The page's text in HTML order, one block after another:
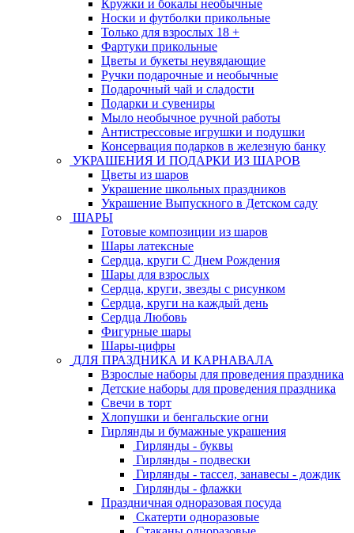
Кружки и бокалы необычные
Носки и футболки прикольные
Только для взрослых 18 +
Фартуки прикольные
Цветы и букеты неувядающие
Ручки подарочные и необычные
Подарочный чай и сладости
Подарки и сувениры
Мыло необычное ручной работы
Антистрессовые игрушки и подушки
Консервация подарков в железную банку
УКРАШЕНИЯ И ПОДАРКИ ИЗ ШАРОВ
Цветы из шаров
Украшение школьных праздников
Украшение Выпускного в Детском саду
ШАРЫ
Готовые композиции из шаров
Шары латексные
Сердца, круги С Днем Рождения
Шары для взрослых
Сердца, круги, звезды с рисунком
Сердца, круги на каждый день
Сердца Любовь
Фигурные шары
Шары-цифры
ДЛЯ ПРАЗДНИКА И КАРНАВАЛА
Взрослые наборы для проведения праздника
Детские наборы для проведения праздника
Свечи в торт
Хлопушки и бенгальские огни
Гирлянды и бумажные украшения
Гирлянды - буквы
Гирлянды - подвески
Гирлянды - тассел, занавесы - дождик
Гирлянды - флажки
Праздничная одноразовая посуда
Скатерти одноразовые